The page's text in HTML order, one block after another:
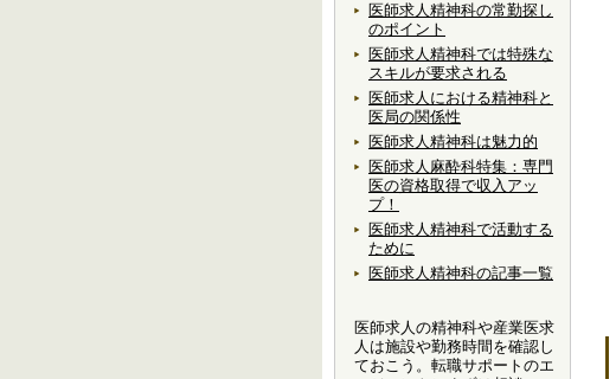
医師求人精神科の常勤探し
のポイント
医師求人精神科では特殊な
スキルが要求される
医師求人における精神科と
医局の関係性
医師求人精神科は魅力的
医師求人麻酔科特集：専門
医の資格取得で収入アッ
プ！
医師求人精神科で活動する
ために
医師求人精神科の記事一覧
医師求人の精神科や産業医求
人は施設や勤務時間を確認し
ておこう。転職サポートのエ